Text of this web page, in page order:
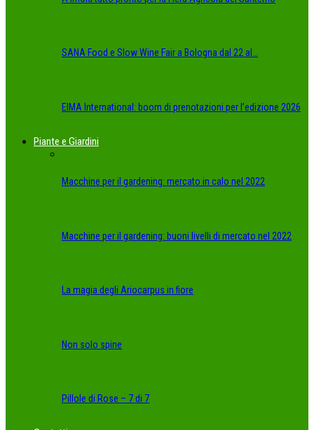
SANA Food e Slow Wine Fair a Bologna dal 22 al…
EIMA International: boom di prenotazioni per l’edizione 2026
Piante e Giardini
Macchine per il gardening: mercato in calo nel 2022
Macchine per il gardening: buoni livelli di mercato nel 2022
La magia degli Ariocarpus in fiore
Non solo spine
Pillole di Rose – 7 di 7